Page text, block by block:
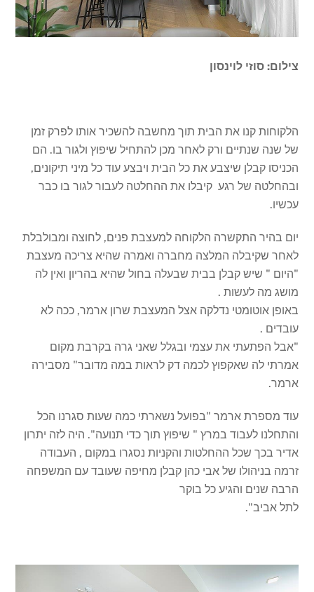
צילום: סוזי לוינסון
הלקוחות קנו את הבית תוך מחשבה להשכיר אותו לפרק זמן
של שנה שנתיים ורק לאחר מכן להתחיל שיפוץ ולגור בו. הם
הכניסו קבלן שיצבע את כל הבית ויבצע עוד כל מיני תיקונים,
ובהחלטה של רגע קיבלו את ההחלטה לעבור לגור בו כבר
עכשיו.
יום בהיר התקשרה הלקוחה למעצבת פנים, לחוצה ומבולבלת
לאחר שקיבלה המלצה מחברה ואמרה שהיא צריכה מעצבת
"היום " שיש קבלן בבית שבעלה בחול שהיא בהריון ואין לה
מושג מה לעשות .
באופן אוטומטי נדלקה אצל המעצבת שרון ארמר, ככה לא
עובדים .
"אבל הפתעתי את עצמי ובגלל שאני גרה בקרבת מקום
אמרתי לה שאקפוץ לכמה דק לראות במה מדובר" מסבירה
ארמר.
עוד מספרת ארמר "בפועל נשארתי כמה שעות סגרנו הכל
והתחלנו לעבוד במרץ " שיפוץ תוך כדי תנועה". היה לזה יתרון
אדיר בכך שכל ההחלטות והקניות נסגרו במקום , העבודה
זרמה בניהולו של אבי כהן קבלן מחיפה שעובד עם המשפחה
הרבה שנים והגיע כל בוקר
לתל אביב".